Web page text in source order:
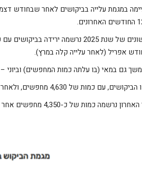
אפריל (לאחר עלייה קלה במרץ).
גם במאי (בו עלתה כמות המחפשים) וביוני – בו שוב
מחפשים, ולאחר מכן באוגוסט ובספטמבר שבה מגמת הירידה.
כמות של כ-4,350 מחפשים אחר דירה לרכישה בעיר.